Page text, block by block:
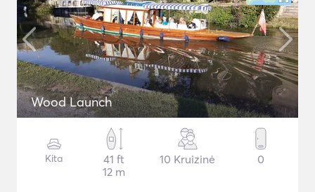
Wood Launch
Kita
41 ft
12 m
10 Kruizinė 0